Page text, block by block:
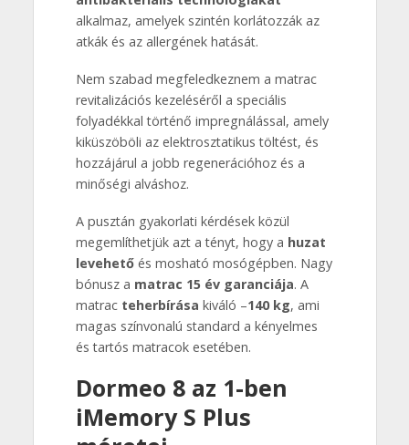
alkalmaz, amelyek szintén korlátozzák az
atkák és az allergének hatását.
Nem szabad megfeledkeznem a matrac
revitalizációs kezeléséről a speciális
folyadékkal történő impregnálással, amely
kiküszöböli az elektrosztatikus töltést, és
hozzájárul a jobb regenerációhoz és a
minőségi alváshoz.
A pusztán gyakorlati kérdések közül
megemlíthetjük azt a tényt, hogy a huzat
levehetőés mosható mosógépben. Nagy
bónusz a matrac 15 év garanciája. A
matrac teherbírása kiváló –140 kg, ami
magas színvonalú standard a kényelmes
és tartós matracok esetében.
Dormeo 8 az 1-ben
iMemory S Plus